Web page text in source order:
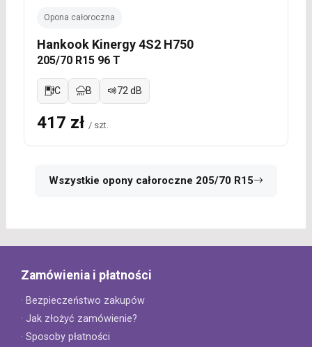
Opona całoroczna
Hankook Kinergy 4S2 H750
205/70 R15 96 T
C B 72 dB
417 zł / szt.
Wszystkie opony całoroczne 205/70 R15
Zamówienia i płatności
· Bezpieczeństwo zakupów
· Jak złożyć zamówienie?
· Sposoby płatności